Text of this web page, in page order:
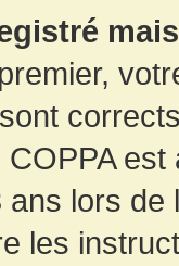
COPPA
ans lors de
les